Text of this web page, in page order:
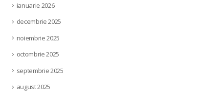
ianuarie 2026
decembrie 2025
noiembrie 2025
octombrie 2025
septembrie 2025
august 2025